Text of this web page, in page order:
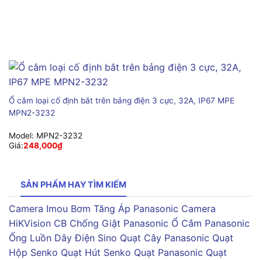
Ổ cắm loại cố định bắt trên bảng điện 3 cực, 32A, IP67 MPE
MPN2-3232
Model: MPN2-3232
Giá:248,000₫
SẢN PHẨM HAY TÌM KIẾM
Camera Imou Bơm Tăng Áp Panasonic Camera
HiKVision CB Chống Giật Panasonic Ổ Cắm Panasonic
Ống Luồn Dây Điện Sino Quạt Cây Panasonic Quạt
Hộp Senko Quạt Hút Senko Quạt Panasonic Quạt